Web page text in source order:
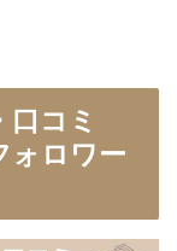
口コミ
ォロワー